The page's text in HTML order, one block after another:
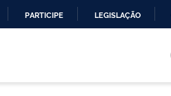
PARTICIPE LEGISLAÇÃO